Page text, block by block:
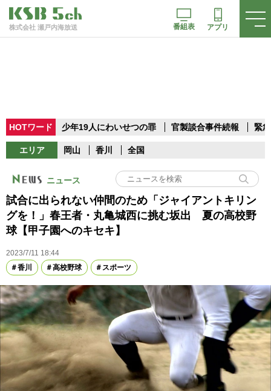
株式会社 瀬戸内海放送 番組表 アプリ
HOTワード 少年19人にわいせつの罪 官製談合事件続報 緊
エリア 岡山 香川 全国
ニュース
試合に出られない仲間のため「ジャイアントキリン
グを！」春王者・丸亀城西に挑む坂出 夏の高校野
球【甲子園へのキセキ】
2023/7/11 18:44
香川
高校野球 スポーツ